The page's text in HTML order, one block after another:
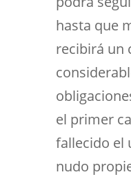
hasta que
recibirá un
el primer
fallecido el
nudo